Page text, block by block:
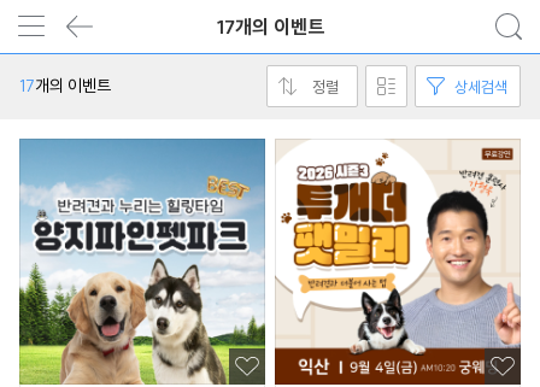
17개의 이벤트
17개의 이벤트 정렬 상세검색